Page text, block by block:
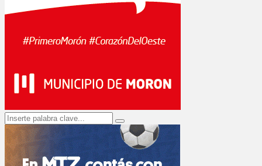
Search
for:
Search